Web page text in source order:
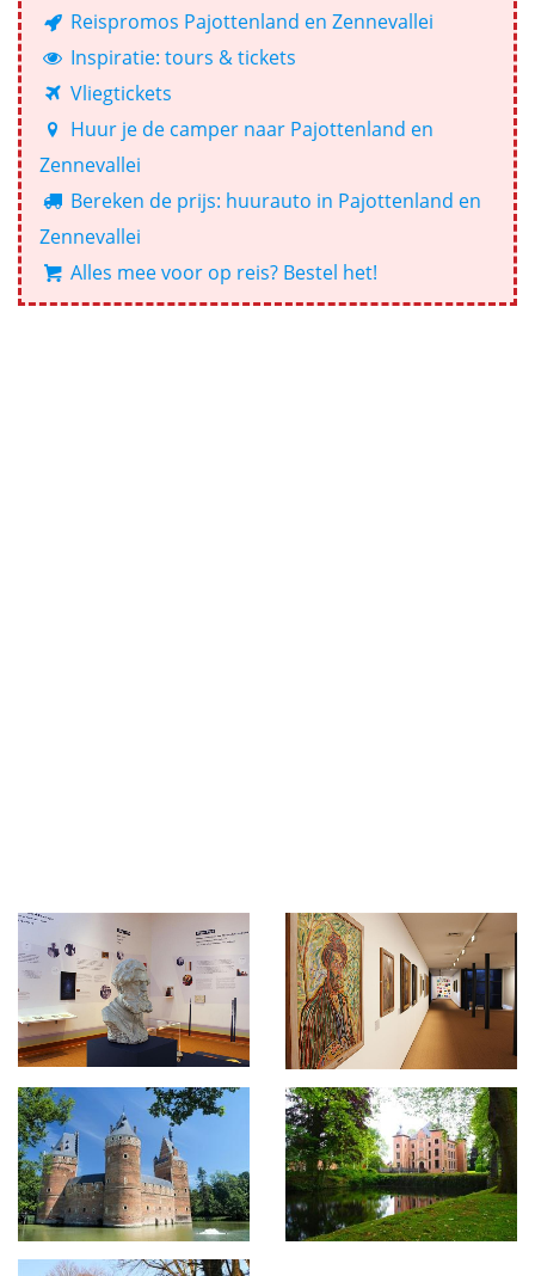
Reispromos Pajottenland en Zennevallei
Inspiratie: tours & tickets
Vliegtickets
Huur je de camper naar Pajottenland en
Zennevallei
Bereken de prijs: huurauto in Pajottenland en
Zennevallei
Alles mee voor op reis? Bestel het!